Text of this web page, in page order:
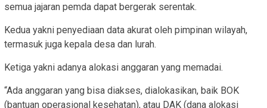
semua jajaran pemda dapat bergerak serentak.
Kedua yakni penyediaan data akurat oleh pimpinan wilayah,
termasuk juga kepala desa dan lurah.
Ketiga yakni adanya alokasi anggaran yang memadai.
“Ada anggaran yang bisa diakses, dialokasikan, baik BOK
(bantuan operasional kesehatan), atau DAK (dana alokasi